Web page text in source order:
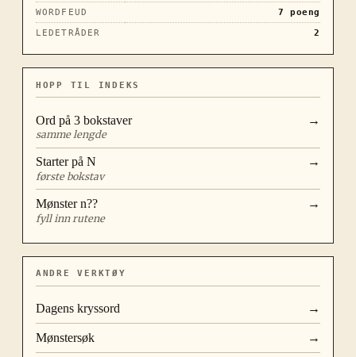
WORDFEUD
7
poeng
LEDETRÅDER
2
HOPP TIL INDEKS
Ord på 3 bokstaver
samme lengde
→
Starter på N
første bokstav
→
Mønstern??
fyll inn rutene
→
ANDRE VERKTØY
Dagens kryssord →
Mønstersøk →